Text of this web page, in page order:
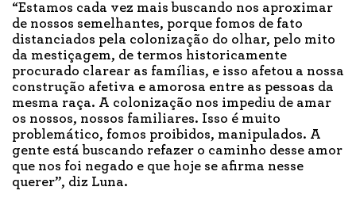
“Estamos cada vez mais buscando nos aproximar
de nossos semelhantes, porque fomos de fato
distanciados pela colonização do olhar, pelo mito
da mestiçagem, de termos historicamente
procurado clarear as famílias, e isso afetou a nossa
construção afetiva e amorosa entre as pessoas da
mesma raça. A colonização nos impediu de amar
os nossos, nossos familiares. Isso é muito
problemático, fomos proibidos, manipulados. A
gente está buscando refazer o caminho desse amor
que nos foi negado e que hoje se afirma nesse
querer”, diz Luna.